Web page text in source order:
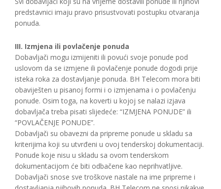
predstavnici imaju pravo prisustvovati postupku otvaranja
ponuda.
III. Izmjena ili povlačenje ponuda
Dobavljači mogu izmijeniti ili povući svoje ponude pod
uslovom da se izmjene ili povlačenje ponude dogodi prije
isteka roka za dostavljanje ponuda. BH Telecom mora biti
obaviješten u pisanoj formi i o izmjenama i o povlačenju
ponude. Osim toga, na koverti u kojoj se nalazi izjava
dobavljača treba pisati slijedeće: “IZMJENA PONUDE” ili
“POVLAČENJE PONUDE”.
Dobavljači su obavezni da pripreme ponude u skladu sa
kriterijima koji su utvrđeni u ovoj tenderskoj dokumentaciji.
Ponude koje nisu u skladu sa ovom tenderskom
dokumentacijom će biti odbačene kao neprihvatljive.
Dobavljači snose sve troškove nastale na ime pripreme i